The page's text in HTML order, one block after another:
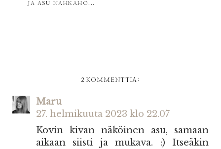
JA ASU NAHKAHO...
2 KOMMENTTIA:
Maru
27. helmikuuta 2023 klo 22.07
Kovin kivan näköinen asu, samaan
aikaan siisti ja mukava. :) Itseäkin